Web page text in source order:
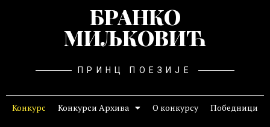
БРАНКО
МИЉКОВИЋ
ПРИНЦ ПОЕЗИЈЕ
Конкурс Конкурси Архива О конкурсу Победници